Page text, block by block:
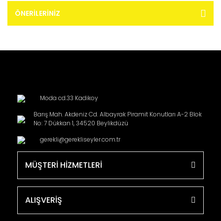
ÖNERILERINIZ
Moda cd.33 Kadikoy
Barış Mah. Akdeniz Cd. Albayrak Piramit Konutları A-2 Blok
No: 7 Dükkan 1, 34520 Beylikdüzü
gerekli@gerekliseyler.com.tr
MÜŞTERİ HİZMETLERİ
ALIŞVERİŞ